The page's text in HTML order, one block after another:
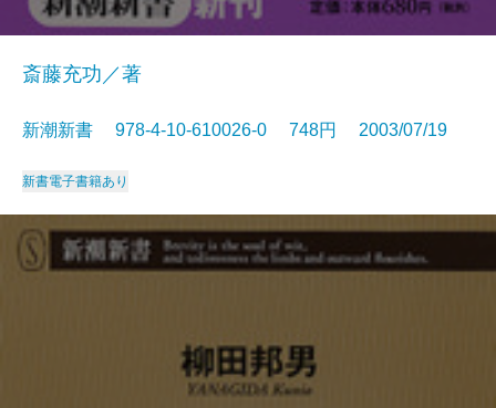
斎藤充功／著
新潮新書 978-4-10-610026-0 748円 2003/07/19
新書電子書籍あり